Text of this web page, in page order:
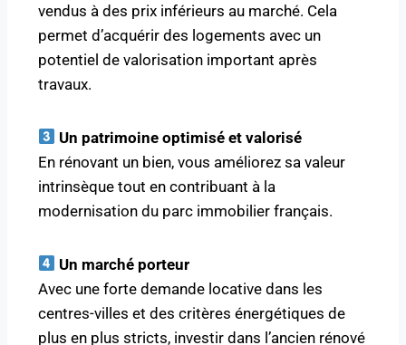
vendus à des prix inférieurs au marché. Cela
permet d’acquérir des logements avec un
potentiel de valorisation important après
travaux.
Un patrimoine optimisé et valorisé
En rénovant un bien, vous améliorez sa valeur
intrinsèque tout en contribuant à la
modernisation du parc immobilier français.
Un marché porteur
Avec une forte demande locative dans les
centres-villes et des critères énergétiques de
plus en plus stricts, investir dans l’ancien rénové